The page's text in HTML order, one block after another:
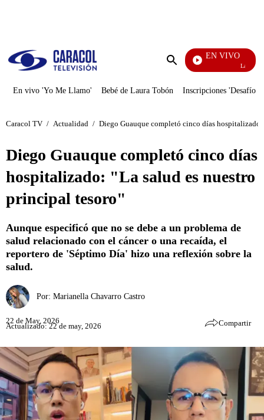
Enviar
EN VIVO
La Finca
En vivo 'Yo Me Llamo' Bebé de Laura Tobón Inscripciones 'Desafío'
Caracol TV / Actualidad / Diego Guauque completó cinco días
Diego Guauque completó cinco días
hospitalizado: "La salud es nuestro
principal tesoro"
Aunque especificó que no se debe a un problema de
salud relacionado con el cáncer o una recaída, el
reportero de 'Séptimo Día' hizo una reflexión sobre la
salud.
Por: Marianella Chavarro Castro
22 de May, 2026
Actualizado: 22 de may, 2026 Compartir